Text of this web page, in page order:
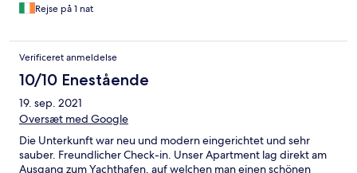
Rejse på 1 nat
Verificeret anmeldelse
10/10 Enestående
19. sep. 2021
Oversæt med Google
Die Unterkunft war neu und modern eingerichtet und sehr
sauber. Freundlicher Check-in. Unser Apartment lag direkt am
Ausgang zum Yachthafen, auf welchen man einen schönen